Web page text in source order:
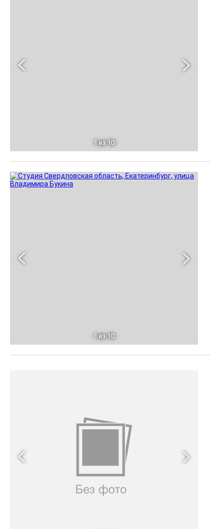
1 из 10
1 из 10